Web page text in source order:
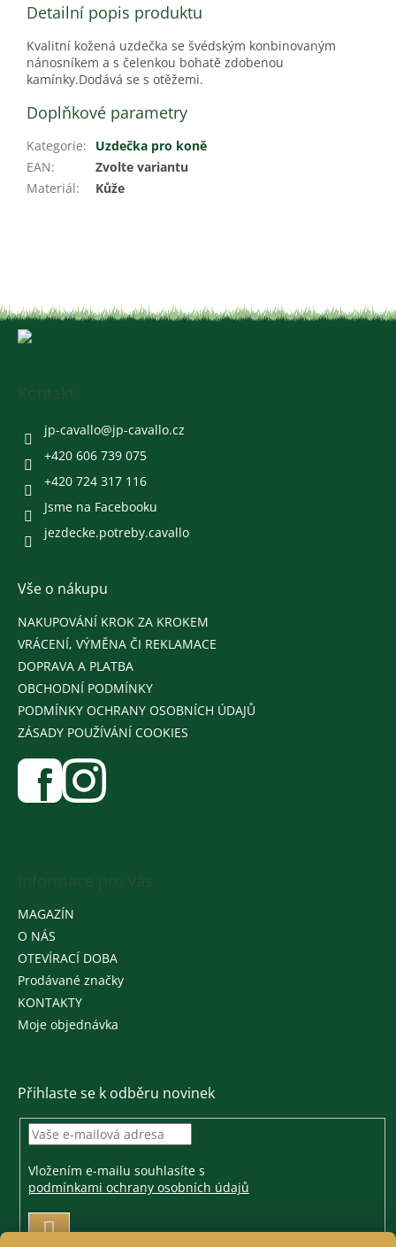
Detailní popis produktu
Kvalitní kožená uzdečka se švédským konbinovaným
nánosníkem a s čelenkou bohatě zdobenou
kamínky.Dodává se s otěžemi.
Doplňkové parametry
Kategorie:
Uzdečka pro koně
EAN:
Zvolte variantu
Materiál: Kůže
jp-cavallo@jp-cavallo.cz
+420 606 739 075
+420 724 317 116
Jsme na Facebooku
jezdecke.potreby.cavallo
Vše o nákupu
NAKUPOVÁNÍ KROK ZA KROKEM
VRÁCENÍ, VÝMĚNA ČI REKLAMACE
DOPRAVA A PLATBA
OBCHODNÍ PODMÍNKY
PODMÍNKY OCHRANY OSOBNÍCH ÚDAJŮ
ZÁSADY POUŽÍVÁNÍ COOKIES
MAGAZÍN
O NÁS
OTEVÍRACÍ DOBA
Prodávané značky
KONTAKTY
Moje objednávka
Přihlaste se k odběru novinek
Vložením e-mailu souhlasíte s
podmínkami ochrany osobních údajů
PŘIHLÁSIT